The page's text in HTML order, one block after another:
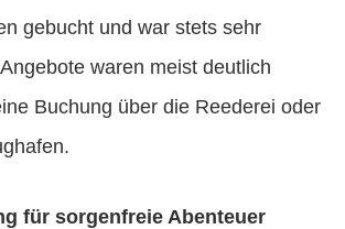
gebucht und war stets sehr
waren meist deutlich
Buchung über die Reederei oder
für sorgenfreie Abenteuer